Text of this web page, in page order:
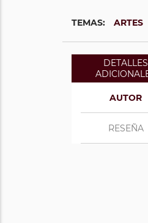
TEMAS: ARTES
DETALLES
AUTOR
RESEÑA